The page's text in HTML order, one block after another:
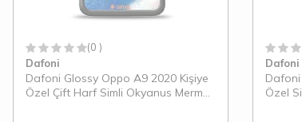
(0 )
Dafoni
Dafoni Glossy Oppo A9 2020 Kişiye
Özel Çift Harf Simli Okyanus Mermer
Dafoni
Dafoni
Özel